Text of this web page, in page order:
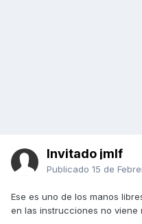
Invitado jmlf
Publicado 15 de
Ese es uno de los manos
en las instrucciones no viene